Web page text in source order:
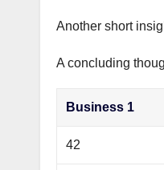
Another short
A concluding
Business 1
42